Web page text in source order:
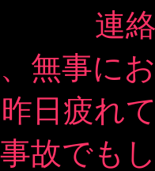
連
無事に
日疲れ
故でも